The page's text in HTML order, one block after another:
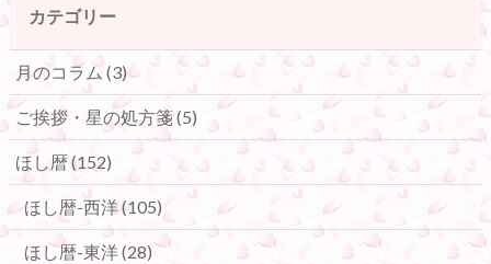
カテゴリー
月のコラム (3)
ご挨拶・星の処方箋(5)
ほし暦(152)
ほし暦-西洋(105)
ほし暦-東洋(28)